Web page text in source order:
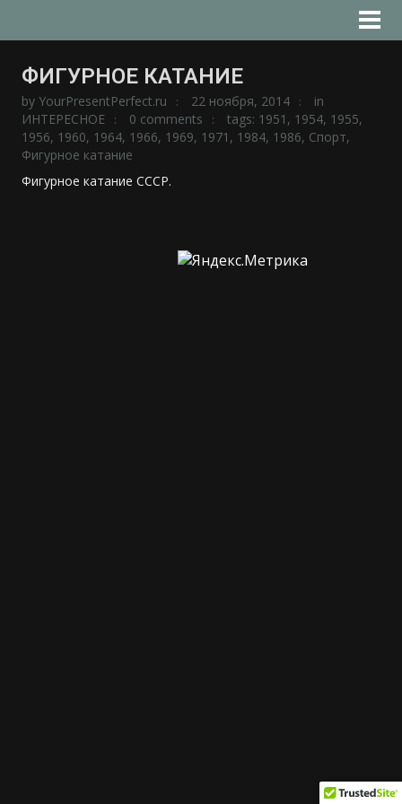
ФИГУРНОЕ КАТАНИЕ
by YourPresentPerfect.ru 22 ноября, 2014
in
ИНТЕРЕСНОЕ
0 comments tags: 1951 , 1954, 1955,
1956, 1960, 1964, 1966, 1969, 1971 , 1984, 1986, Спорт,
Фигурное катание
Фигурное катание СССР.